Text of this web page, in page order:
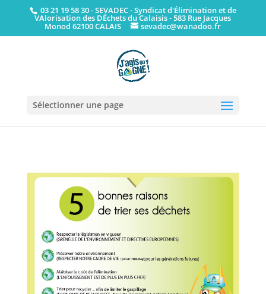
03 21 19 58 30- SEVADEC - Syndicat d'Élimination et de
VAlorisation des DÉchets du Calaisis - 583 Rue Jacques
Monod 62100 CALAIS sevadec@wanadoo.fr
Sélectionner une page